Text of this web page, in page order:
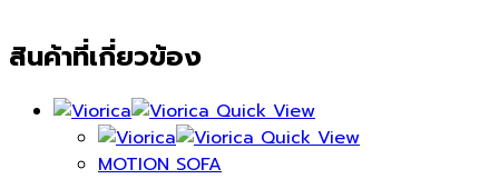
สินค้าที่เกี่ยวข้อง
Quick View
Quick View
MOTION SOFA